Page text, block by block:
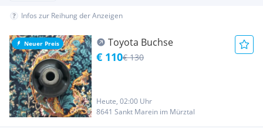
Infos zur Reihung der Anzeigen
Neuer Preis Toyota Buchse
€ 110€ 130
Heute, 02:00 Uhr
8641 Sankt Marein im Mürztal